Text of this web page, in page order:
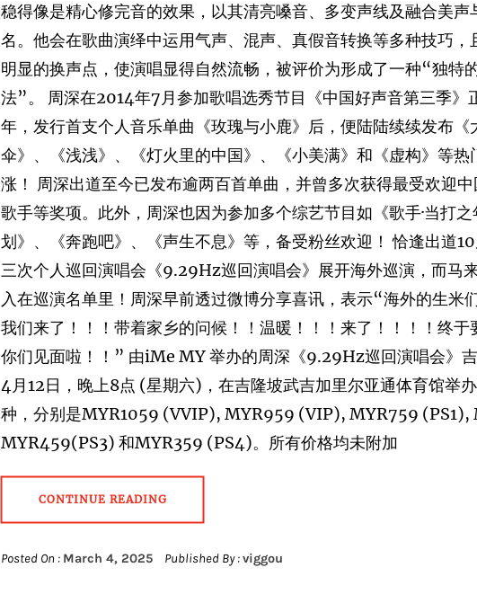
稳得像是精心修完音的效果，以其清亮嗓音、多变声线及融合美声
名。他会在歌曲演绎中运用气声、混声、真假音转换等多种技巧，
明显的换声点，使演唱显得自然流畅，被评价为形成了一种“独特
法”。 周深在2014年7月参加歌唱选秀节目《中国好声音第三季》
年，发行首支个人音乐单曲《玫瑰与小鹿》后，便陆陆续续发布《
伞》、《浅浅》、《灯火里的中国》、《小美满》和《虚构》等热
涨！ 周深出道至今已发布逾两百首单曲，并曾多次获得最受欢迎
歌手等奖项。此外，周深也因为参加多个综艺节目如《歌手·当打
划》、《奔跑吧》、《声生不息》等，备受粉丝欢迎！ 恰逢出道
三次个人巡回演唱会《9.29Hz巡回演唱会》展开海外巡演，而马
入在巡演名单里！周深早前透过微博分享喜讯，表示“海外的生米
我们来了！！！带着家乡的问候！！温暖！！！来了！！！！终于
你们见面啦！！” 由iMe MY 举办的周深《9.29Hz巡回演唱会》
4月12日，晚上8点 (星期六)，在吉隆坡武吉加里尔亚通体育馆举
种，分别是MYR1059 (VVIP), MYR959 (VIP), MYR759
MYR459(PS3) 和MYR359 (PS4)。所有价格均未附加
CONTINUE READING
Posted On : March 4, 2025 Published By :viggou